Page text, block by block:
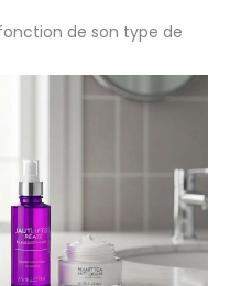
de son type de